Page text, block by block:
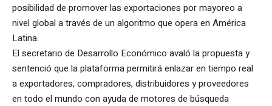
posibilidad de promover las exportaciones por mayoreo a
nivel global a través de un algoritmo que opera en América
Latina.
El secretario de Desarrollo Económico avaló la propuesta y
sentenció que la plataforma permitirá enlazar en tiempo real
a exportadores, compradores, distribuidores y proveedores
en todo el mundo con ayuda de motores de búsqueda